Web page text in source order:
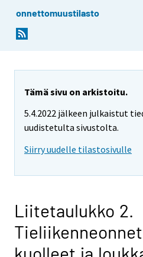
onnettomuustilasto
Tämä sivu on arkistoitu.
5.4.2022 jälkeen julkaistut
uudistetulta sivustolta.
Siirry uudelle tilastosivulle
Liitetaulukko 2.